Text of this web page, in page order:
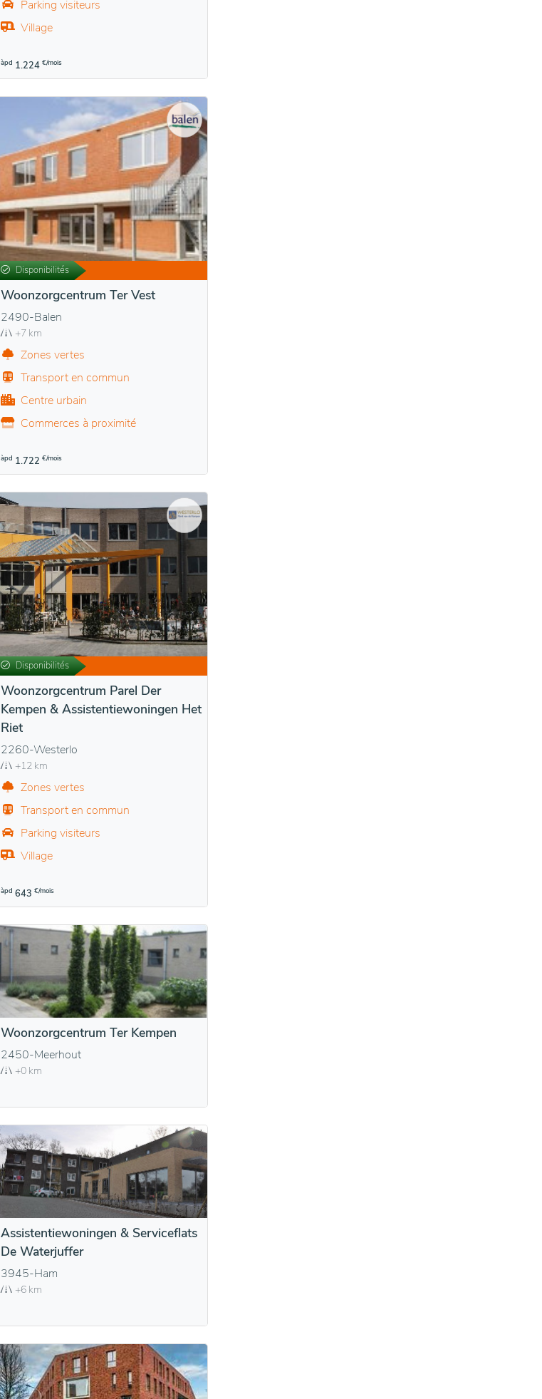
Parking visiteurs
Village
àpd 1.224 €/mois
Disponibilités
Woonzorgcentrum Ter Vest
2490-Balen
+7 km
Zones vertes
Transport en commun
Centre urbain
Commerces à proximité
àpd 1.722 €/mois
Disponibilités
Woonzorgcentrum Parel Der
Kempen & Assistentiewoningen Het
Riet
2260-Westerlo
+12 km
Zones vertes
Transport en commun
Parking visiteurs
Village
àpd 643 €/mois
Woonzorgcentrum Ter Kempen
2450-Meerhout
+0 km
Assistentiewoningen & Serviceflats
De Waterjuffer
3945-Ham
+6 km